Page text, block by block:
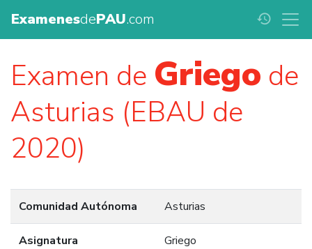
ExamenesdePAU.com history
Examen de Griego de
Asturias (EBAU de
2020)
Comunidad Autónoma Asturias
Asignatura Griego